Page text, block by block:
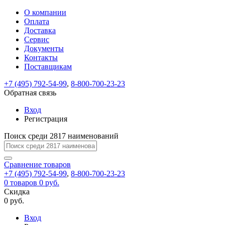
ВходРегистрация
Только
test@example.com
отправлена
по
ней
для
регистрации.
Ок
Только
Запомнить
меня
Забыли
Восстановление
пароля
Заполните
форму.
Мы
отправим
ссылку
на
указанный
электронный
адрес,
перейдя
по
которой
вы
новый
На
вашу
test@test.ru
отправлена
ссылка.
Перейдите
по
для
смены
пароля.
Введите
новый
пароль
Сменить
Пароль
успешно
Войти
Обратная
связь
Сообщение
пользовательского
соглашения
Ваше
сообщение
успешно
О компании
Оплата
Доставка
Сервис
Документы
Контакты
Поставщикам
+7 (495) 792-54-99, 8-800-700-23-23
Обратная связь
Вход
Регистрация
Поиск среди 2817 наименований
Сравнение товаров
+7 (495) 792-54-99, 8-800-700-23-23
0 товаров 0 руб.
Скидка
0 руб.
Вход